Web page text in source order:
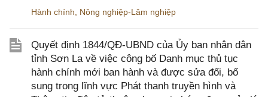
Hành chính Nông nghiệp-Lâm nghiệp
Quyết định 1844/QĐ-UBND của Ủy ban nhân dân
tỉnh Sơn La về việc công bố Danh mục thủ tục
hành chính mới ban hành và được sửa đổi, bổ
sung trong lĩnh vực Phát thanh truyền hình và